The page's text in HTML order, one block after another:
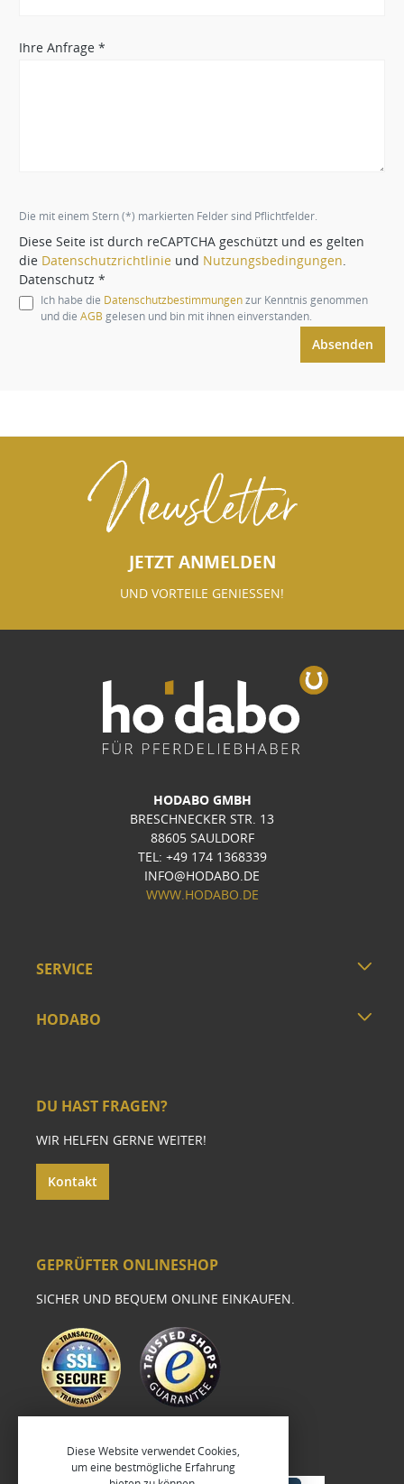
Ihre Anfrage *
Die mit einem Stern (*) markierten Felder sind Pflichtfelder.
Diese Seite ist durch reCAPTCHA geschützt und es gelten
die Datenschutzrichtlinie und Nutzungsbedingungen.
Datenschutz *
Ich habe die Datenschutzbestimmungenzur Kenntnis genommen
und die AGB gelesen und bin mit ihnen einverstanden.
Absenden
Newsletter
JETZT ANMELDEN
UND VORTEILE GENIESSEN!
HODABO GMBH
BRESCHNECKER STR. 13
88605 SAULDORF
TEL: +49 174 1368339
INFO@HODABO.DE
WWW.HODABO.DE
SERVICE
HODABO
DU HAST FRAGEN?
WIR HELFEN GERNE WEITER!
Kontakt
GEPRÜFTER ONLINESHOP
SICHER UND BEQUEM ONLINE EINKAUFEN.
Diese Website verwendet Cookies,
um eine bestmögliche Erfahrung